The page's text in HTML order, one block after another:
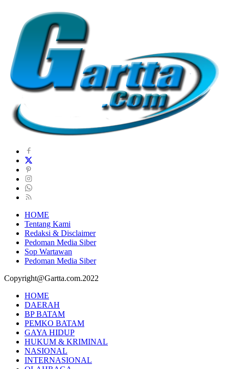
HOME
Tentang Kami
Redaksi & Disclaimer
Pedoman Media Siber
Sop Wartawan
Pedoman Media Siber
Copyright@Gartta.com.2022
HOME
DAERAH
BP BATAM
PEMKO BATAM
GAYA HIDUP
HUKUM & KRIMINAL
NASIONAL
INTERNASIONAL